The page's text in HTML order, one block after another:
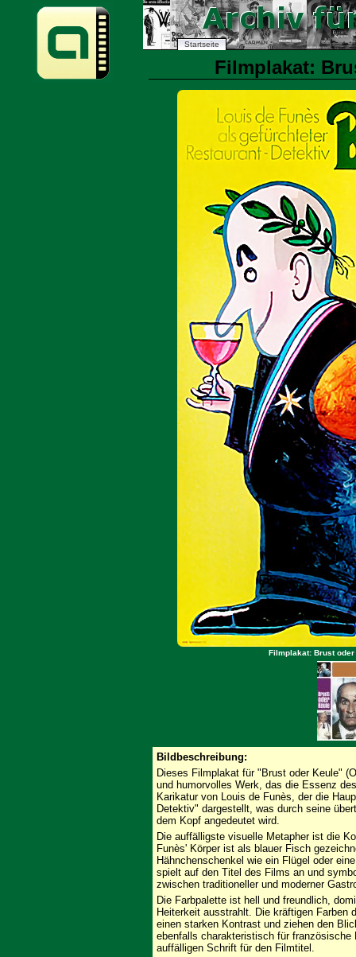
Startseite
Filmplakat:
Filmplakat: Brust
Bildbeschreibung:
Dieses Filmplakat für "Brust oder Keule"
und humorvolles Werk, das die Essenz
Karikatur von Louis de Funès, der die
Detektiv" dargestellt, was durch seine
dem Kopf angedeutet wird.
Die auffälligste visuelle Metapher ist die
Funès' Körper ist als blauer Fisch
Hähnchenschenkel wie ein Flügel oder
spielt auf den Titel des Films an und
zwischen traditioneller und moderner
Die Farbpalette ist hell und freundlich,
Heiterkeit ausstrahlt. Die kräftigen Farben
einen starken Kontrast und ziehen den
ebenfalls charakteristisch für
auffälligen Schrift für den Filmtitel.